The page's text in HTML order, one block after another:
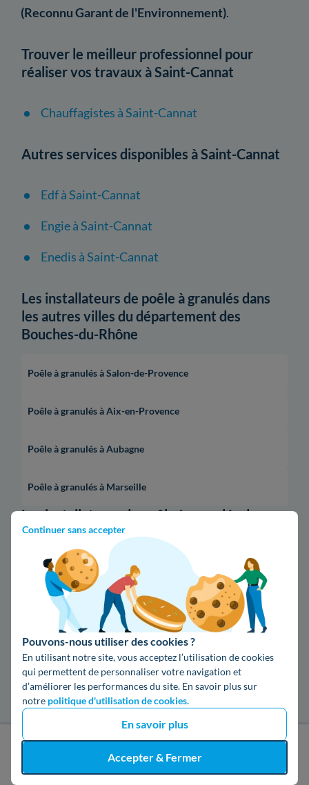
Continuer sans accepter
Pouvons-nous utiliser des cookies ?
En utilisant notre site, vous acceptez l’utilisation de cookies
qui permettent de personnaliser votre navigation et
d’améliorer les performances du site. En savoir plus sur
notre politique d'utilisation de cookies.
En savoir plus
Accepter & Fermer
J'obtiens un devis gratuit
(Reconnu Garant de l'Environnement).
Trouver le meilleur professionnel pour
réaliser vos travaux à Saint-Cannat
Chauffagistes à Saint-Cannat
Autres services disponibles à Saint-Cannat
Edf à Saint-Cannat
Engie à Saint-Cannat
Enedis à Saint-Cannat
Les installateurs de poêle à granulés dans
les autres villes du département des
Bouches-du-Rhône
Poêle à granulés à Salon-de-Provence
Poêle à granulés à Aix-en-Provence
Poêle à granulés à Aubagne
Poêle à granulés à Marseille
Les installateurs de poêle à granulés dans
les villes les plus recherchées
Poêle à granulés à Nîmes
Poêle à granulés à Bordeaux
Poêle à granulés à Reims
Poêle à granulés à Limoges
Poêle à granulés à Caen
Poêle à granulés à La Rochelle